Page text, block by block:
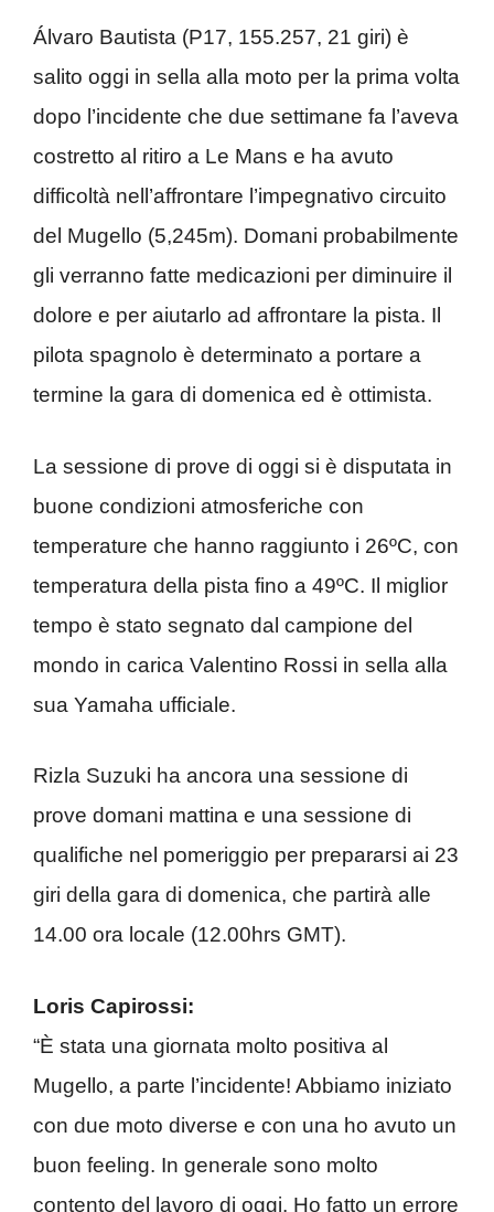
Álvaro Bautista (P17, 155.257, 21 giri) è
salito oggi in sella alla moto per la prima volta
dopo l’incidente che due settimane fa l’aveva
costretto al ritiro a Le Mans e ha avuto
difficoltà nell’affrontare l’impegnativo circuito
del Mugello (5,245m). Domani probabilmente
gli verranno fatte medicazioni per diminuire il
dolore e per aiutarlo ad affrontare la pista. Il
pilota spagnolo è determinato a portare a
termine la gara di domenica ed è ottimista.
La sessione di prove di oggi si è disputata in
buone condizioni atmosferiche con
temperature che hanno raggiunto i 26ºC, con
temperatura della pista fino a 49ºC. Il miglior
tempo è stato segnato dal campione del
mondo in carica Valentino Rossi in sella alla
sua Yamaha ufficiale.
Rizla Suzuki ha ancora una sessione di
prove domani mattina e una sessione di
qualifiche nel pomeriggio per prepararsi ai 23
giri della gara di domenica, che partirà alle
14.00 ora locale (12.00hrs GMT).
Loris Capirossi:
“È stata una giornata molto positiva al
Mugello, a parte l’incidente! Abbiamo iniziato
con due moto diverse e con una ho avuto un
buon feeling. In generale sono molto
contento del lavoro di oggi. Ho fatto un errore